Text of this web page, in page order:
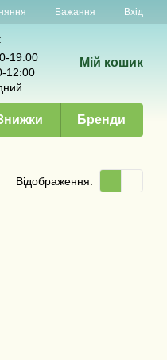
Бажання Вхід
19:00
12:00
Мій кошик
Бренди
Відображення: